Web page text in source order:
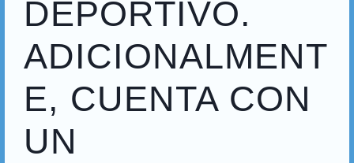
DEPORTIVO.
ADICIONALMENT
E, CUENTA CON
UN